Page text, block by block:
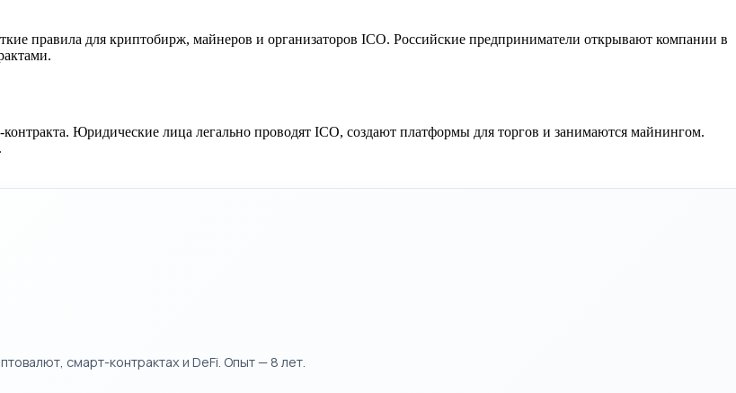
правила для криптобирж, майнеров и организаторов ICO. Российские предприниматели открывают компании в
Юридические лица легально проводят ICO, создают платформы для торгов и занимаются майнингом.
смарт-контрактах и DeFi. Опыт — 8 лет.